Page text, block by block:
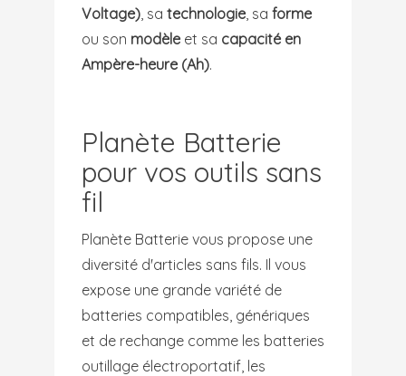
Voltage) , sa technologie , sa forme
ou son modèle et sa capacité en
Ampère-heure (Ah).
Planète Batterie
pour vos outils sans
fil
Planète Batterie vous propose une
diversité d'articles sans fils. Il vous
expose une grande variété de
batteries compatibles, génériques
et de rechange comme les batteries
outillage électroportatif, les